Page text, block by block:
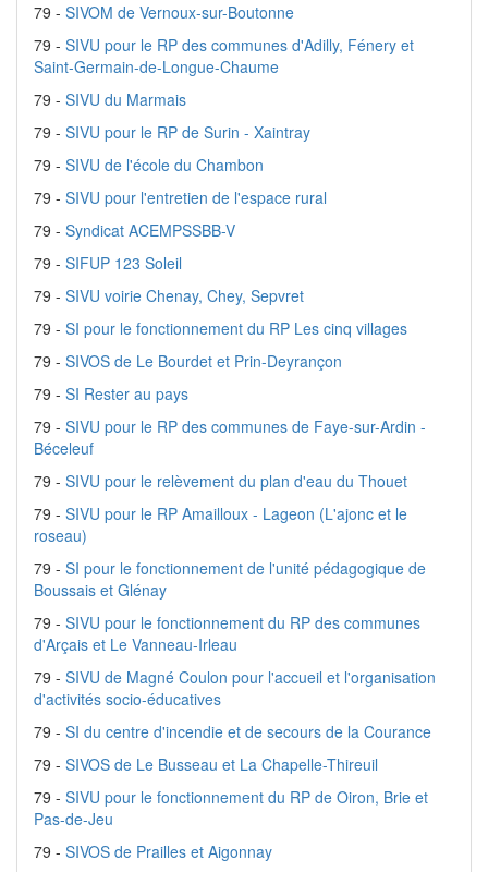
79 - SIVOM de Vernoux-sur-Boutonne
79 - SIVU pour le RP des communes d'Adilly, Fénery et
Saint-Germain-de-Longue-Chaume
79 - SIVU du Marmais
79 - SIVU pour le RP de Surin - Xaintray
79 - SIVU de l'école du Chambon
79 - SIVU pour l'entretien de l'espace rural
79 - Syndicat ACEMPSSBB-V
79 - SIFUP 123 Soleil
79 - SIVU voirie Chenay, Chey, Sepvret
79 - SI pour le fonctionnement du RP Les cinq villages
79 - SIVOS de Le Bourdet et Prin-Deyrançon
79 - SI Rester au pays
79 - SIVU pour le RP des communes de Faye-sur-Ardin -
Béceleuf
79 - SIVU pour le relèvement du plan d'eau du Thouet
79 - SIVU pour le RP Amailloux - Lageon (L'ajonc et le
roseau)
79 - SI pour le fonctionnement de l'unité pédagogique de
Boussais et Glénay
79 - SIVU pour le fonctionnement du RP des communes
d'Arçais et Le Vanneau-Irleau
79 - SIVU de Magné Coulon pour l'accueil et l'organisation
d'activités socio-éducatives
79 - SI du centre d'incendie et de secours de la Courance
79 - SIVOS de Le Busseau et La Chapelle-Thireuil
79 - SIVU pour le fonctionnement du RP de Oiron, Brie et
Pas-de-Jeu
79 - SIVOS de Prailles et Aigonnay